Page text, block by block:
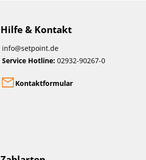
Hilfe & Kontakt
info@setpoint.de
Service Hotline: 02932-90267-0
Kontaktformular